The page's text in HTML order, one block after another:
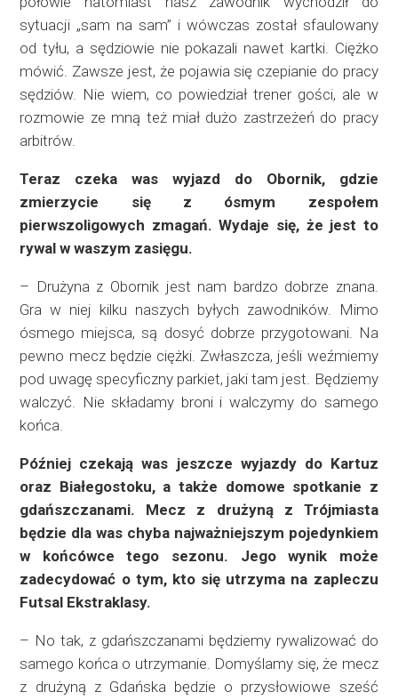
sytuacji „sam na sam” i wówczas został sfaulowany
od tyłu, a sędziowie nie pokazali nawet kartki. Ciężko
mówić. Zawsze jest, że pojawia się czepianie do pracy
sędziów. Nie wiem, co powiedział trener gości, ale w
rozmowie ze mną też miał dużo zastrzeżeń do pracy
arbitrów.
Teraz czeka was wyjazd do Obornik, gdzie
zmierzycie się z ósmym zespołem
pierwszoligowych zmagań. Wydaje się, że jest to
rywal w waszym zasięgu.
– Drużyna z Obornik jest nam bardzo dobrze znana.
Gra w niej kilku naszych byłych zawodników. Mimo
ósmego miejsca, są dosyć dobrze przygotowani. Na
pewno mecz będzie ciężki. Zwłaszcza, jeśli weźmiemy
pod uwagę specyficzny parkiet, jaki tam jest. Będziemy
walczyć. Nie składamy broni i walczymy do samego
końca.
Później czekają was jeszcze wyjazdy do Kartuz
oraz Białegostoku, a także domowe spotkanie z
gdańszczanami. Mecz z drużyną z Trójmiasta
będzie dla was chyba najważniejszym pojedynkiem
w końcówce tego sezonu. Jego wynik może
zadecydować o tym, kto się utrzyma na zapleczu
Futsal Ekstraklasy.
– No tak, z gdańszczanami będziemy rywalizować do
samego końca o utrzymanie. Domyślamy się, że mecz
z drużyną z Gdańska będzie o przysłowiowe sześć